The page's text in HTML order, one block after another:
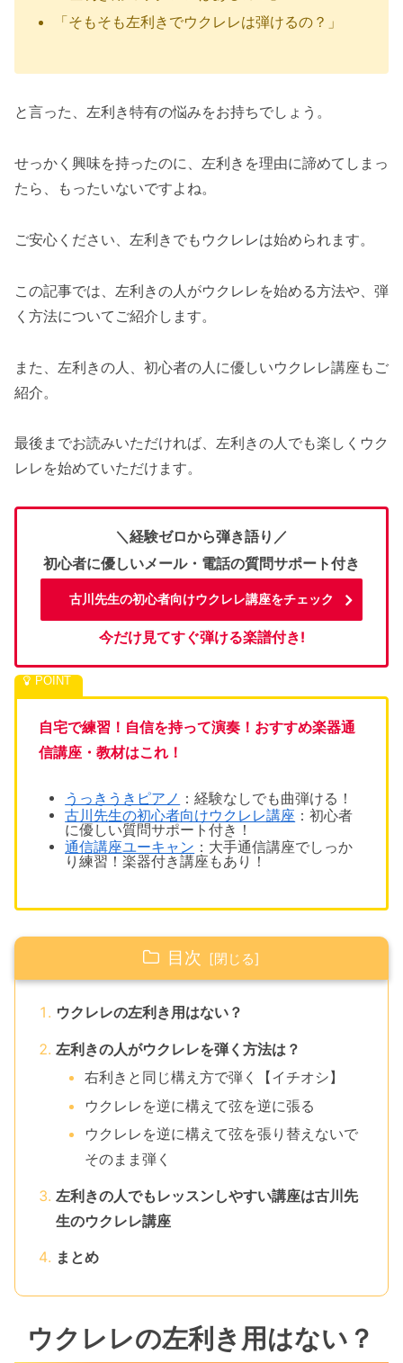
「そもそも左利きでウクレレは弾けるの？」
と言った、左利き特有の悩みをお持ちでしょう。
せっかく興味を持ったのに、左利きを理由に諦めてしまっ
たら、もったいないですよね。
ご安心ください、左利きでもウクレレは始められます。
この記事では、左利きの人がウクレレを始める方法や、弾
く方法についてご紹介します。
また、左利きの人、初心者の人に優しいウクレレ講座もご
紹介。
最後までお読みいただければ、左利きの人でも楽しくウク
レレを始めていただけます。
＼経験ゼロから弾き語り／
初心者に優しいメール・電話の質問サポート付き
古川先生の初心者向けウクレレ講座をチェック
今だけ見てすぐ弾ける楽譜付き!
自宅で練習！自信を持って演奏！おすすめ楽器通
信講座・教材はこれ！
うっきうきピアノ
：経験なしでも1曲弾ける！
古川先生の初心者向けウクレレ講座 ：初心者
に優しい質問サポート付き！
通信講座ユーキャン ：大手通信講座でしっか
り練習！楽器付き講座もあり！
目次
ウクレレの左利き用はない？
左利きの人がウクレレを弾く方法は？
右利きと同じ構え方で弾く【イチオシ】
ウクレレを逆に構えて弦を逆に張る
ウクレレを逆に構えて弦を張り替えないで
そのまま弾く
左利きの人でもレッスンしやすい講座は古川先
生のウクレレ講座
まとめ
ウクレレの左利き用はない？